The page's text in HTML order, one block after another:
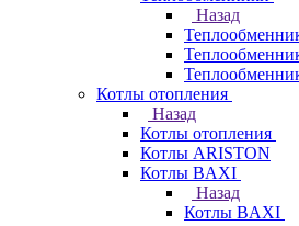
Назад
Котлы отопления
Назад
Котлы отопления
Котлы ARISTON
Котлы BAXI
Назад
Котлы BAXI